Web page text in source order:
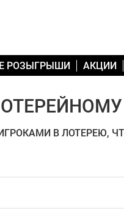
РОЗЫГРЫШИ АКЦИИ
В ЛОТЕРЕЮ,